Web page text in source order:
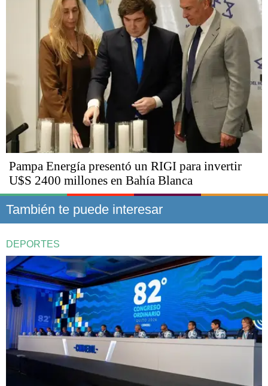
Pampa Energía presentó un RIGI para invertir
U$S 2400 millones en Bahía Blanca
También te puede interesar
DEPORTES